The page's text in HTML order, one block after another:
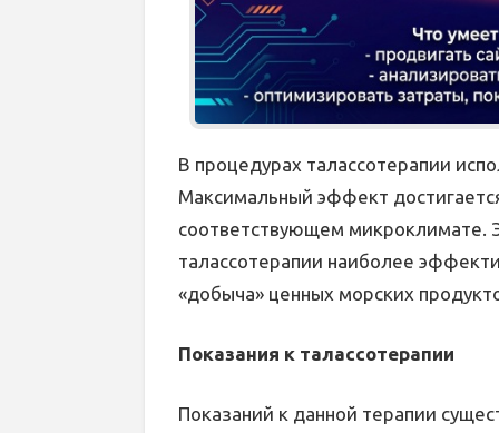
В процедурах талассотерапии
Максимальный эффект
соответствующем микроклимате.
талассотерапии наиболее
«добыча» ценных морских
Показания к талассотерапии
Показаний к данной терапии